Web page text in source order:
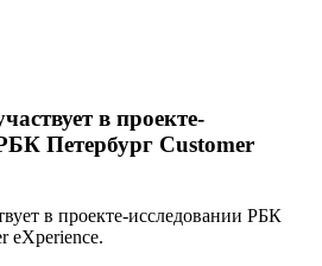
в проекте-
Петербург Customer
в проекте-исследовании РБК
eXperience.